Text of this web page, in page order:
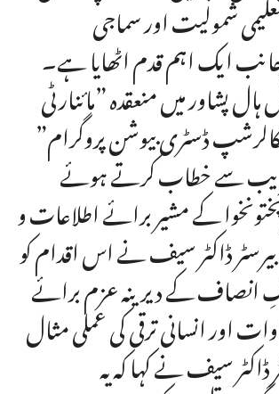
شمولیت اور سماجی
ایک اہم قدم اٹھایا ہے۔
پشاور میں منعقدہ ”مائنارٹی
ڈسٹری بیوشن پروگرام”
سے خطاب کرتے ہوئے
کے مشیر برائے اطلاعات و
ڈاکٹر سیف نے اس اقدام کو
انصاف کے دیرینہ عزم برائے
اور انسانی ترقی کی عملی مثال
ڈاکٹر سیف نے کہا کہ یہ